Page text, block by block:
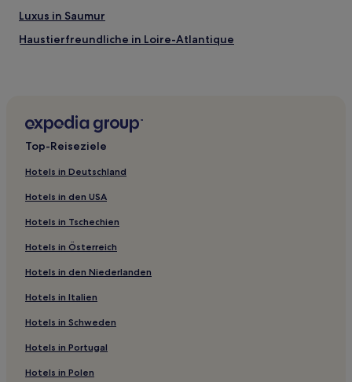
Luxus in Saumur
Haustierfreundliche in Loire-Atlantique
Hotels mit Parkplatz in Laval
Hotels mit Parkplatz in La Roche-sur-Yon
Familien in Angers
Haustierfreundliche in Angers
Haustierfreundliche in Nantes
Hotels mit Parkplatz in Nantes
Hotels mit Fitnessbereich in Nantes
Familien in Nantes
Günstige in Nantes
Business in Nantes
Hotels mit Küchenzeile in Nantes
Top-Reiseziele
Hotels in Deutschland
Hotels in den USA
Hotels in Tschechien
Hotels in Österreich
Hotels in den Niederlanden
Hotels in Italien
Hotels in Schweden
Hotels in Portugal
Hotels in Polen